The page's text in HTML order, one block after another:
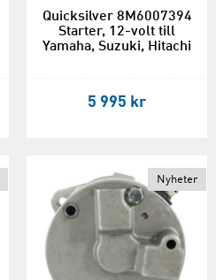
Quicksilver 8M6007394
Starter, 12-volt till
Yamaha, Suzuki, Hitachi
5 995 kr
Nyheter